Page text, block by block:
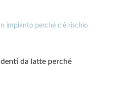
da latte perché